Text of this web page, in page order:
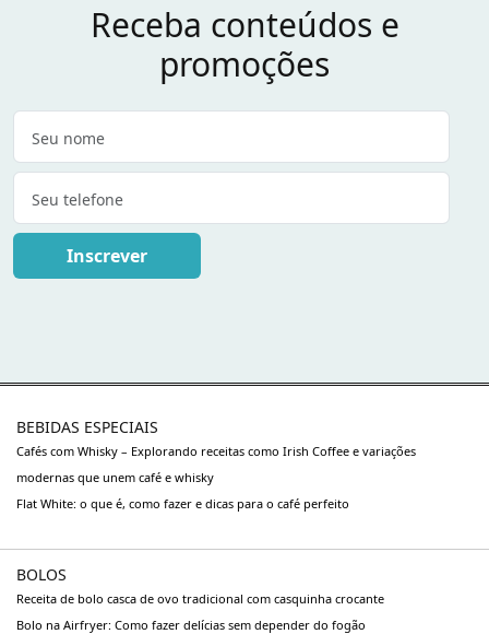
Receba conteúdos e
promoções
Inscrever
BEBIDAS ESPECIAIS
Cafés com Whisky – Explorando receitas como Irish Coffee e variações
modernas que unem café e whisky
Flat White: o que é, como fazer e dicas para o café perfeito
BOLOS
Receita de bolo casca de ovo tradicional com casquinha crocante
Bolo na Airfryer: Como fazer delícias sem depender do fogão